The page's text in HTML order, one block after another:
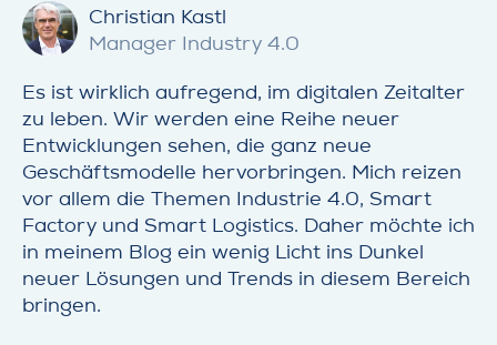
Christian Kastl
Manager Industry 4.0
Es ist wirklich aufregend, im digitalen Zeitalter
zu leben. Wir werden eine Reihe neuer
Entwicklungen sehen, die ganz neue
Geschäftsmodelle hervorbringen. Mich reizen
vor allem die Themen Industrie 4.0, Smart
Factory und Smart Logistics. Daher möchte ich
in meinem Blog ein wenig Licht ins Dunkel
neuer Lösungen und Trends in diesem Bereich
bringen.